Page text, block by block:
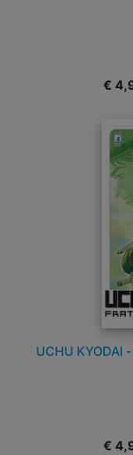
€
UCHU KYODAI
€